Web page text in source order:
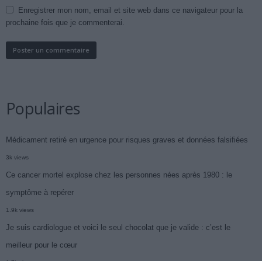
Enregistrer mon nom, email et site web dans ce navigateur pour la
prochaine fois que je commenterai.
Populaires
Médicament retiré en urgence pour risques graves et données falsifiées
3k views
Ce cancer mortel explose chez les personnes nées après 1980 : le
symptôme à repérer
1.9k views
Je suis cardiologue et voici le seul chocolat que je valide : c’est le
meilleur pour le cœur